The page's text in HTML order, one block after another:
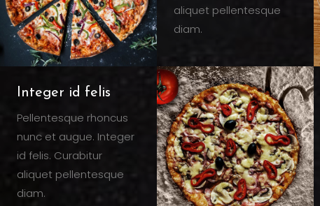
aliquet pellentesque
diam.
Integer id felis
Pellentesque rhoncus
nunc et augue. Integer
id felis. Curabitur
aliquet pellentesque
diam.